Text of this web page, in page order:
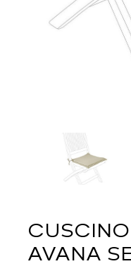
AVANA